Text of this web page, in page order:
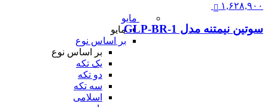
مایو
مایو
بر اساس نوع
بر اساس نوع
یک تکه
دو تکه
سه تکه
اسلامی
۱,۶۲۸,۹۰۰
سوتین نیمتنه مدل GLP-BR-1